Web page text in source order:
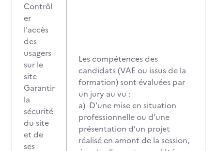
Contrôl
er
l'accès
des
usagers
sur le
site
Garantir
la
sécurité
du site
et de
ses
Les compétences des
candidats (VAE ou issus de la
formation) sont évaluées par
un jury au vu :
a) D’une mise en situation
professionnelle ou d’une
présentation d’un projet
réalisé en amont de la session,